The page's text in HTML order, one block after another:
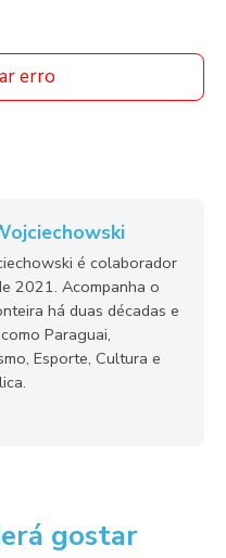
erro
é colaborador
2021. Acompanha o
há duas décadas e
Paraguai,
Esporte, Cultura e
gostar